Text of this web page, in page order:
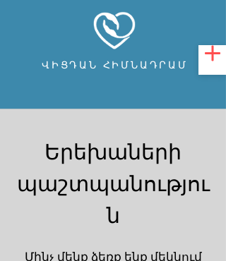
ՎԻՑԴԱՆ ՀԻՄՆԱԴՐԱՄ
Երեխաների
պաշտպանությու
ն
Մինչ մենք ձեռք ենք մեկնում